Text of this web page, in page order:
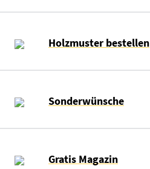
Holzmuster bestellen
Sonderwünsche
Gratis Magazin